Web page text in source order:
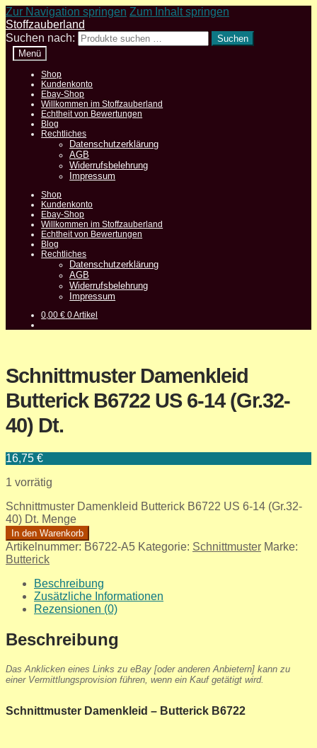
Zur Navigation springen Zum Inhalt springen
Stoffzauberland
Suchen nach:
Suchen
Menü
Shop
Kundenkonto
Ebay-Shop
Willkommen im Stoffzauberland
Echtheit von Bewertungen
Blog
Rechtliches
Datenschutzerklärung
AGB
Widerrufsbelehrung
Impressum
Shop
Kundenkonto
Ebay-Shop
Willkommen im Stoffzauberland
Echtheit von Bewertungen
Blog
Rechtliches
Datenschutzerklärung
AGB
Widerrufsbelehrung
Impressum
0,00€ 0 Artikel
Schnittmuster Damenkleid
Butterick B6722 US 6-14 (Gr.32-
40) Dt.
16,75 €
1 vorrätig
Schnittmuster Damenkleid Butterick B6722 US 6-14 (Gr.32-
40) Dt. Menge
In den Warenkorb
Artikelnummer: B6722-A5 Kategorie: Schnittmuster Marke:
Butterick
Beschreibung
Zusätzliche Informationen
Rezensionen (0)
Beschreibung
Das Anklicken eines Links zu eBay [oder anderen Anbietern] kann zu
einer Vermittlungsprovision führen, wenn ein Kauf getätigt wird.
Schnittmuster Damenkleid – Butterick B6722